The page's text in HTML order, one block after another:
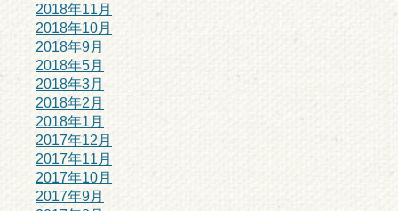
2018年11月
2018年10月
2018年9月
2018年5月
2018年3月
2018年2月
2018年1月
2017年12月
2017年11月
2017年10月
2017年9月